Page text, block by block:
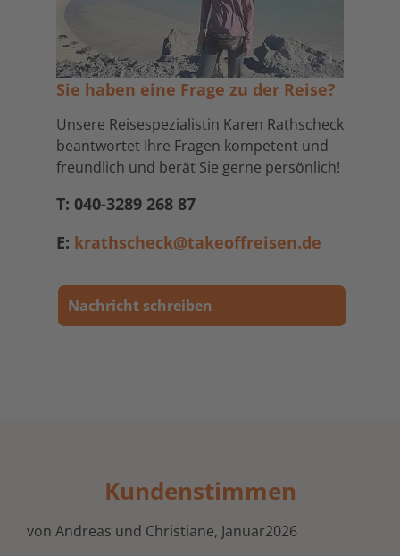
Sie haben eine Frage zu der Reise?
Unsere Reisespezialistin Karen Rathscheck
beantwortet Ihre Fragen kompetent und
freundlich und berät Sie gerne persönlich!
T: 040-3289 268 87
E: krathscheck@takeoffreisen.de
Nachricht schreiben
Kundenstimmen
von Andreas und Christiane, Januar2026